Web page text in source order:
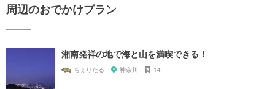
周辺のおでかけプラン
湘南発祥の地で海と山を満喫できる！
ちぇりたる 神奈川 14